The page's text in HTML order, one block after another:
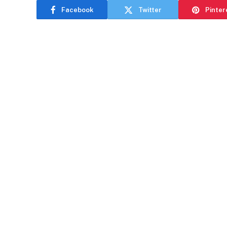
Facebook Twitter